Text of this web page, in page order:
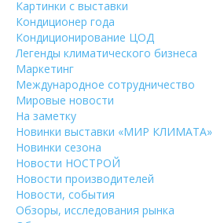
Картинки с выставки
Кондиционер года
Кондиционирование ЦОД
Легенды климатического бизнеса
Маркетинг
Международное сотрудничество
Мировые новости
На заметку
Новинки выставки «МИР КЛИМАТА»
Новинки сезона
Новости НОСТРОЙ
Новости производителей
Новости, события
Обзоры, исследования рынка